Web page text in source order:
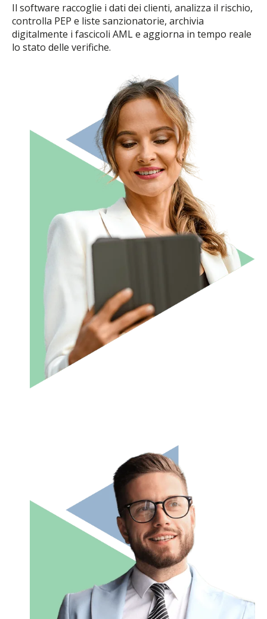
Il software raccoglie i dati dei clienti, analizza il rischio,
controlla PEP e liste sanzionatorie, archivia
digitalmente i fascicoli AML e aggiorna in tempo reale
lo stato delle verifiche.